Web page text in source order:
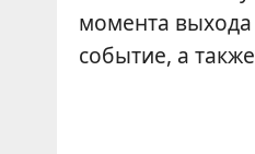
момента
событие, а